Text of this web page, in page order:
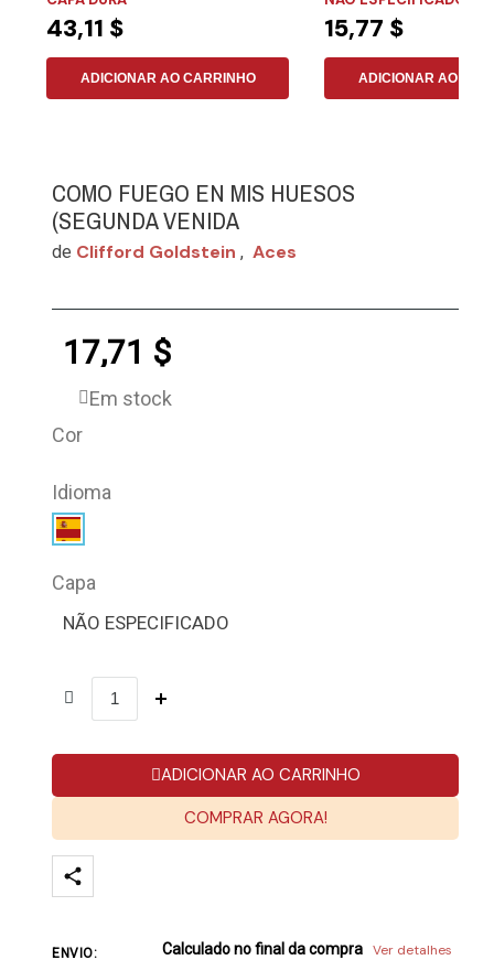
43,11 $
ADICIONAR AO CARRINHO
15,77 $
ADICIONAR AO
COMO FUEGO EN MIS HUESOS
(SEGUNDA VENIDA
de Clifford Goldstein , Aces
17,71 $
Em stock
Cor
Idioma
Capa
NÃO ESPECIFICADO
ADICIONAR AO CARRINHO
COMPRAR AGORA!
ENVIO: Calculado no final da compra Ver detalhes